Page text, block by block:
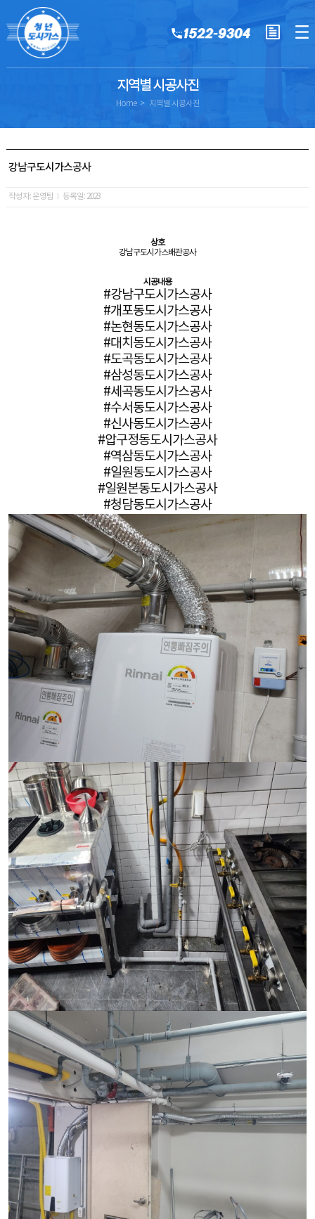
지역별 시공사진
Home 지역별 시공사진
강남구도시가스공사
작성자: 운영팀 등록일: 2023
상호
강남구도시가스배관공사
시공내용
#강남구도시가스공사
#개포동도시가스공사
#논현동도시가스공사
#대치동도시가스공사
#도곡동도시가스공사
#삼성동도시가스공사
#세곡동도시가스공사
#수서동도시가스공사
#신사동도시가스공사
#압구정동도시가스공사
#역삼동도시가스공사
#일원동도시가스공사
#일원본동도시가스공사
#청담동도시가스공사